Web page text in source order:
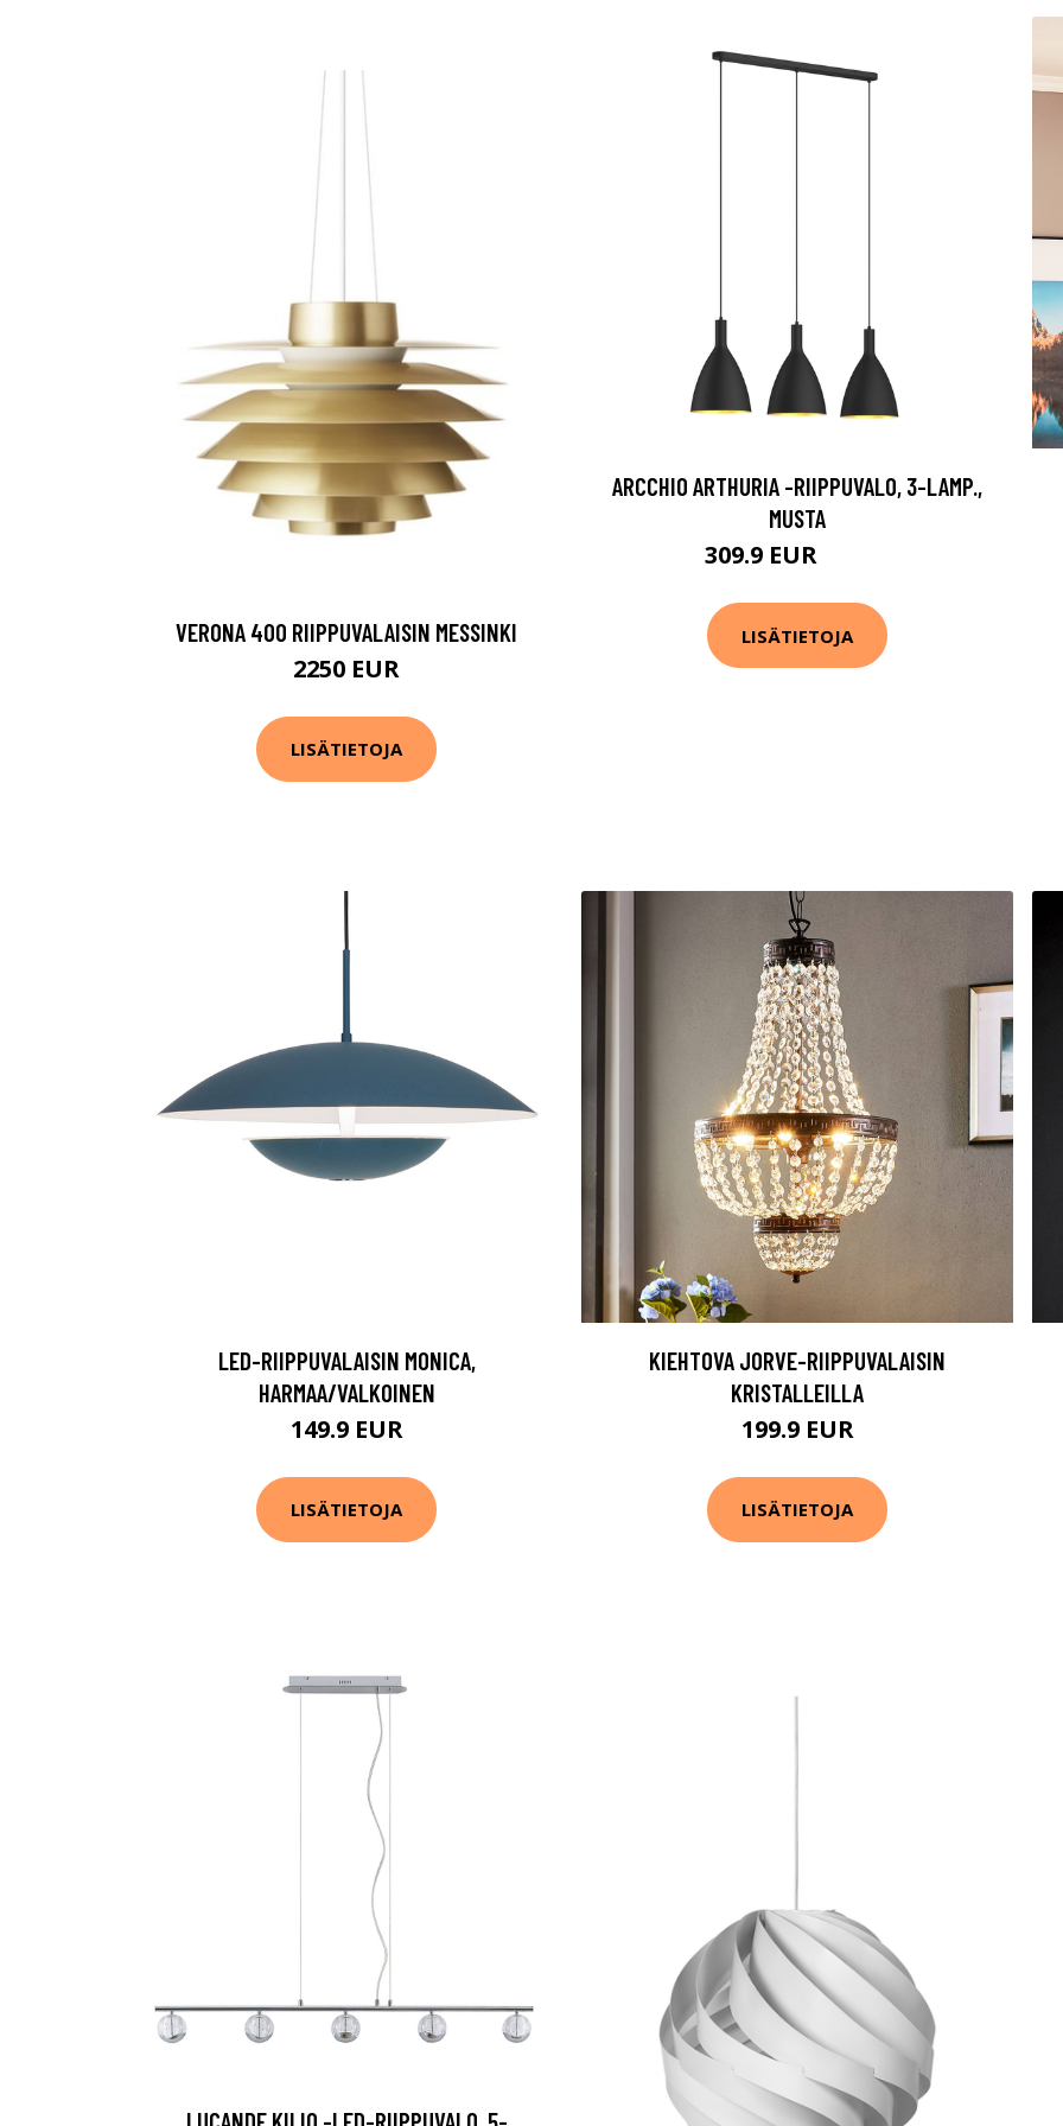
VERONA 400 RIIPPUVALAISIN MESSINKI
2250 EUR
LISÄTIETOJA
ARCCHIO ARTHURIA -RIIPPUVALO, 3-LAMP.,
MUSTA
309.9 EUR
LISÄTIETOJA
LED-RIIPPUVALAISIN MONICA,
HARMAA/VALKOINEN
149.9 EUR
LISÄTIETOJA
KIEHTOVA JORVE-RIIPPUVALAISIN
KRISTALLEILLA
199.9 EUR
LISÄTIETOJA